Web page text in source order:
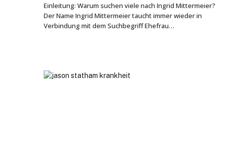
Einleitung: Warum suchen viele nach Ingrid Mittermeier?
Der Name Ingrid Mittermeier taucht immer wieder in
Verbindung mit dem Suchbegriff Ehefrau…